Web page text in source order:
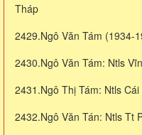
Tháp
2429.Ngô Văn Tám (1934-
2430.Ngô Văn Tám: Ntls
2431.Ngô Thị Tám: Ntls
2432.Ngô Văn Tán: Ntls Tt